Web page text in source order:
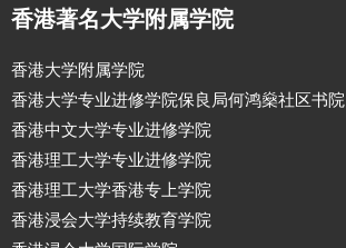
香港著名大学附属学院
香港大学附属学院
香港大学专业进修学院保良局何鸿燊社区书院
香港中文大学专业进修学院
香港理工大学专业进修学院
香港理工大学香港专上学院
香港浸会大学持续教育学院